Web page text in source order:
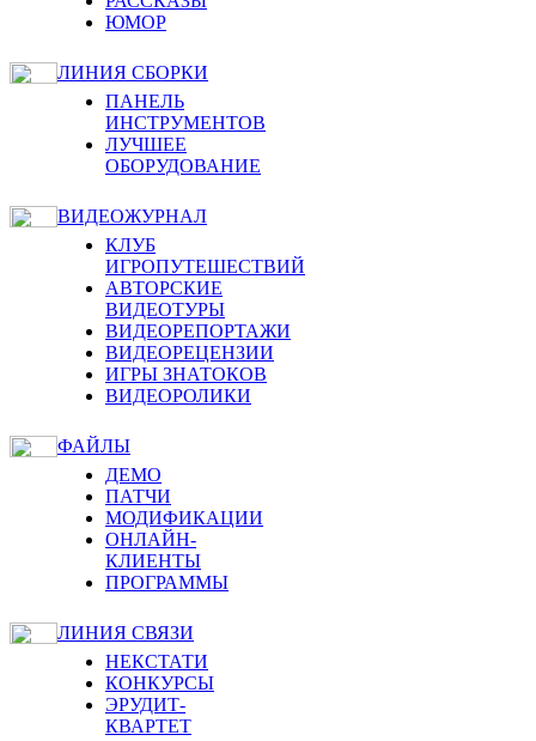
ЮМОР
ЛИНИЯ СБОРКИ
ПАНЕЛЬ
ИНСТРУМЕНТОВ
ЛУЧШЕЕ
ОБОРУДОВАНИЕ
ВИДЕОЖУРНАЛ
КЛУБ
ИГРОПУТЕШЕСТВИЙ
АВТОРСКИЕ
ВИДЕОТУРЫ
ВИДЕОРЕПОРТАЖИ
ВИДЕОРЕЦЕНЗИИ
ИГРЫ ЗНАТОКОВ
ВИДЕОРОЛИКИ
ФАЙЛЫ
ДЕМО
ПАТЧИ
МОДИФИКАЦИИ
ОНЛАЙН-
КЛИЕНТЫ
ПРОГРАММЫ
ЛИНИЯ СВЯЗИ
НЕКСТАТИ
КОНКУРСЫ
ЭРУДИТ-
КВАРТЕТ